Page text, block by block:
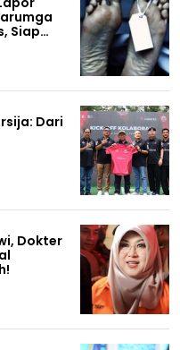
Siap
Dari
Dokter